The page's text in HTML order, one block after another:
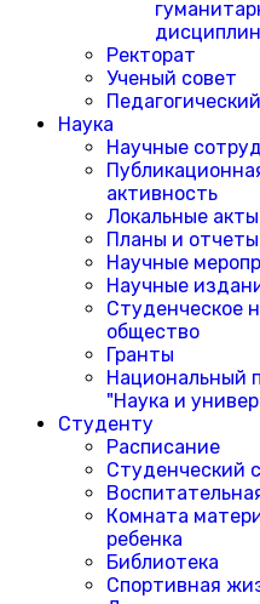
дисциплин
Ректорат
Ученый совет
Наука
Научные
активность
Локальные акты
Планы и отчеты
Научные
Научные
Студенческое
общество
Гранты
Национальный
"Наука и
Студенту
Расписание
Студенческий
Комната
ребенка
Библиотека
Спортивная